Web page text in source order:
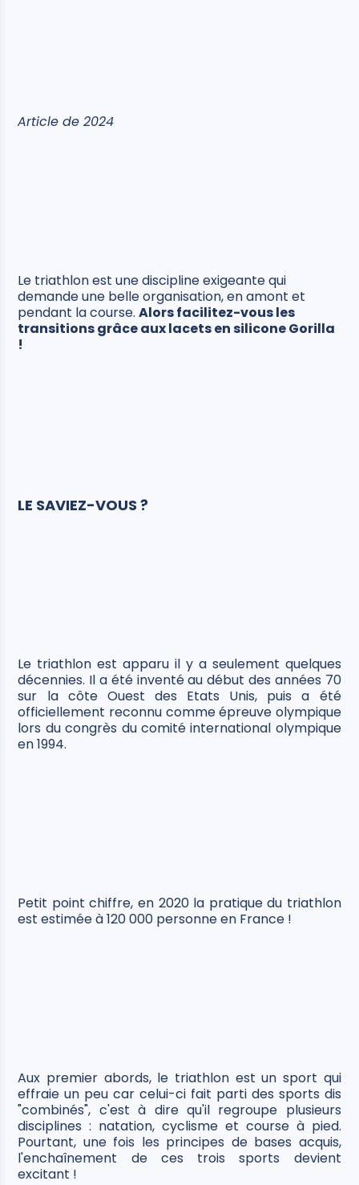
Article de 2024
Le triathlon est une discipline exigeante qui
demande une belle organisation, en amont et
pendant la course.Alors facilitez-vous les
transitions grâce aux lacets en silicone Gorilla
!
LE SAVIEZ-VOUS ?
Le triathlon est apparu il y a seulement quelques
décennies. Il a été inventé au début des années 70
sur la côte Ouest des Etats Unis, puis a été
officiellement reconnu comme épreuve olympique
lors du congrès du comité international olympique
en 1994.
Petit point chiffre, en 2020 la pratique du triathlon
est estimée à 120 000 personne en France !
Aux premier abords, le triathlon est un sport qui
effraie un peu car celui-ci fait parti des sports dis
"combinés", c'est à dire qu'il regroupe plusieurs
disciplines : natation, cyclisme et course à pied.
Pourtant, une fois les principes de bases acquis,
l'enchaînement de ces trois sports devient
excitant !